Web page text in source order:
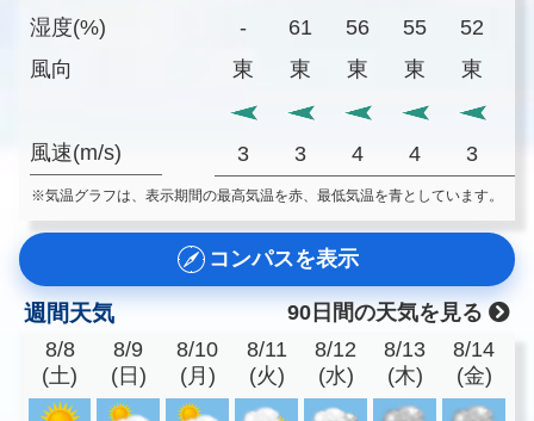
湿度(%)
風向
風速(m/s)
-
61 56 55 52
東
東 東 東 東
3 3 4 4 3
※気温グラフは、表示期間の最高気温を赤、最低気温を青としています。
コンパスを表示
週間天気
90日間の天気を見る
8/8
(土)
8/9
(日)
8/10
(月)
8/11
(火)
8/12
(水)
8/13
(木)
8/14
(金)